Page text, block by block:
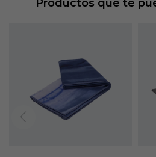
Productos que te